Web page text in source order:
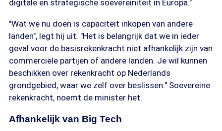
digitale en strategische soevereiniteit in Europa."
"Wat we nu doen is capaciteit inkopen van andere
landen", legt hij uit. "Het is belangrijk dat we in ieder
geval voor de basisrekenkracht niet afhankelijk zijn van
commerciële partijen of andere landen. Je wil kunnen
beschikken over rekenkracht op Nederlands
grondgebied, waar we zelf over beslissen." Soevereine
rekenkracht, noemt de minister het.
Afhankelijk van Big Tech